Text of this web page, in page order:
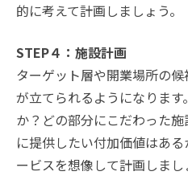
的に考えて計画しましょう。
STEP４：施設計画
ターゲット層や開業場所の
が立てられるようになりま
か？どの部分にこだわった
に提供したい付加価値はあ
ービスを想像して計画しまし